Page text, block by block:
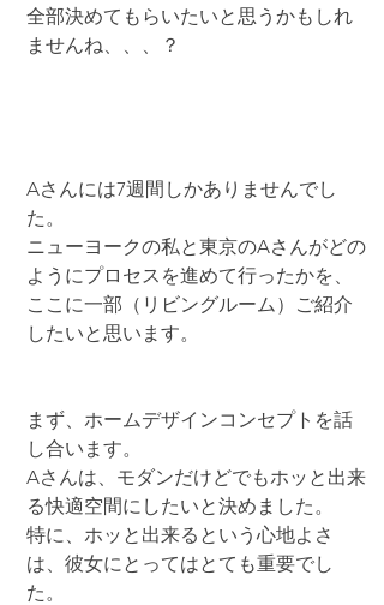
全部決めてもらいたいと思うかもしれ
ませんね、、、？
Aさんには7週間しかありませんでし
た。
ニューヨークの私と東京のAさんがどの
ようにプロセスを進めて行ったかを、
ここに一部（リビングルーム）ご紹介
したいと思います。
まず、ホームデザインコンセプトを話
し合います。
Aさんは、モダンだけどでもホッと出来
る快適空間にしたいと決めました。
特に、ホッと出来るという心地よさ
は、彼女にとってはとても重要でし
た。